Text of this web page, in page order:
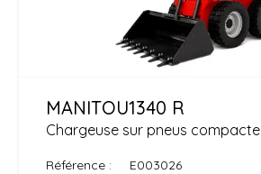
Chargeuse sur pneus compacte
MANITOU1340 R
Référence E003026